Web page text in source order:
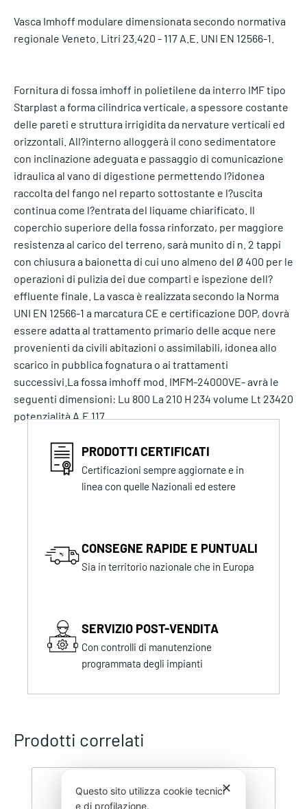
Vasca Imhoff modulare dimensionata secondo normativa
regionale Veneto. Litri 23.420 - 117 A.E. UNI EN 12566-1.
Fornitura di fossa imhoff in polietilene da interro IMF tipo
Starplast a forma cilindrica verticale, a spessore costante
delle pareti e struttura irrigidita da nervature verticali ed
orizzontali. All?interno alloggerà il cono sedimentatore
con inclinazione adeguata e passaggio di comunicazione
idraulica al vano di digestione permettendo l?idonea
raccolta del fango nel reparto sottostante e l?uscita
continua come l?entrata del liquame chiarificato. Il
coperchio superiore della fossa rinforzato, per maggiore
resistenza al carico del terreno, sarà munito di n. 2 tappi
con chiusura a baionetta di cui uno almeno del Ø 400 per le
operazioni di pulizia dei due comparti e ispezione dell?
effluente finale. La vasca è realizzata secondo la Norma
UNI EN 12566-1 a marcatura CE e certificazione DOP, dovrà
essere adatta al trattamento primario delle acque nere
provenienti da civili abitazioni o assimilabili, idonea allo
scarico in pubblica fognatura o ai trattamenti
successivi.La fossa imhoff mod. IMFM-24000VE- avrà le
seguenti dimensioni: Lu 800 La 210 H 234 volume Lt 23420
potenzialità A.E 117
PRODOTTI CERTIFICATI
Certificazioni sempre aggiornate e in
linea con quelle Nazionali ed estere
CONSEGNE RAPIDE E PUNTUALI
Sia in territorio nazionale che in Europa
SERVIZIO POST-VENDITA
Con controlli di manutenzione
programmata degli impianti
Prodotti correlati
✕
Questo sito utilizza cookie tecnici
e di profilazione.